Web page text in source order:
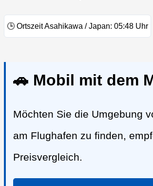
🕒 Ortszeit Asahikawa / Japan: 05:48 Uhr
🚗 Mobil mit dem
Möchten Sie die Umgebung
am Flughafen zu finden,
Preisvergleich.